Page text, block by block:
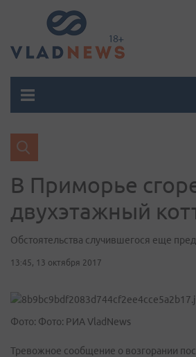
В Приморье
двухэтажный
Обстоятельства случившегося еще
13:45, 13 октября 2017
Фото: Фото: РИА VladNews
Тревожное сообщение о возгорании